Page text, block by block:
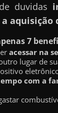
duvidas
7
acessar na
lugar de
com a